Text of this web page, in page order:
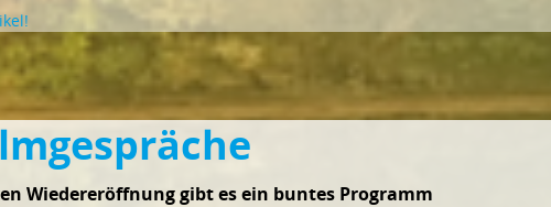
Wiedereröffnung gibt es ein buntes Programm